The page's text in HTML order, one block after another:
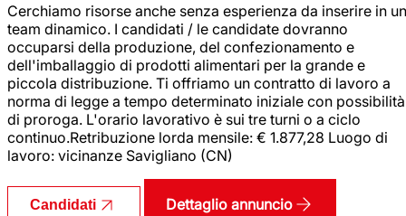
Cerchiamo risorse anche senza esperienza da inserire in un
team dinamico. I candidati / le candidate dovranno
occuparsi della produzione, del confezionamento e
dell'imballaggio di prodotti alimentari per la grande e
piccola distribuzione. Ti offriamo un contratto di lavoro a
norma di legge a tempo determinato iniziale con possibilità
di proroga. L'orario lavorativo è sui tre turni o a ciclo
continuo.Retribuzione lorda mensile: € 1.877,28 Luogo di
lavoro: vicinanze Savigliano (CN)
Candidati Dettaglio annuncio